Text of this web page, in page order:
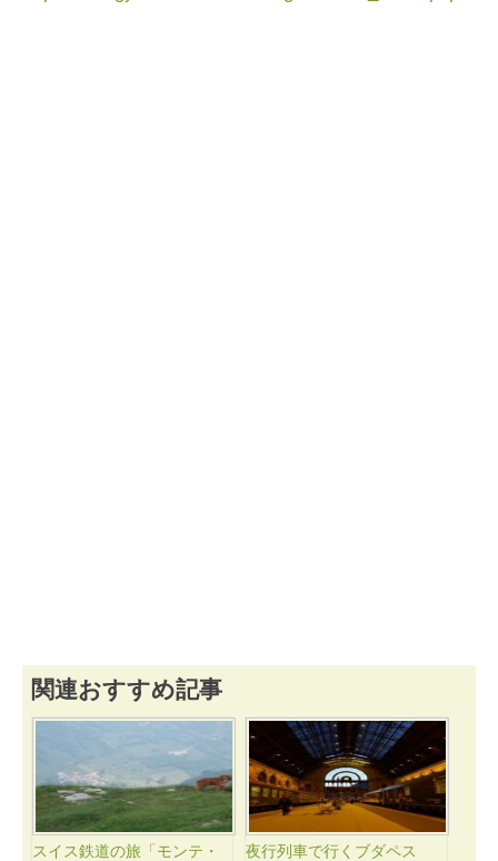
関連おすすめ記事
スイス鉄道の旅「モンテ・
夜行列車で行くブダペス